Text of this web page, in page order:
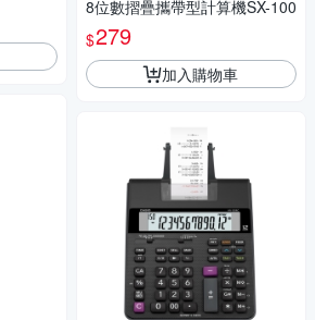
8位數摺疊攜帶型計算機SX-100
$279
加入購物車